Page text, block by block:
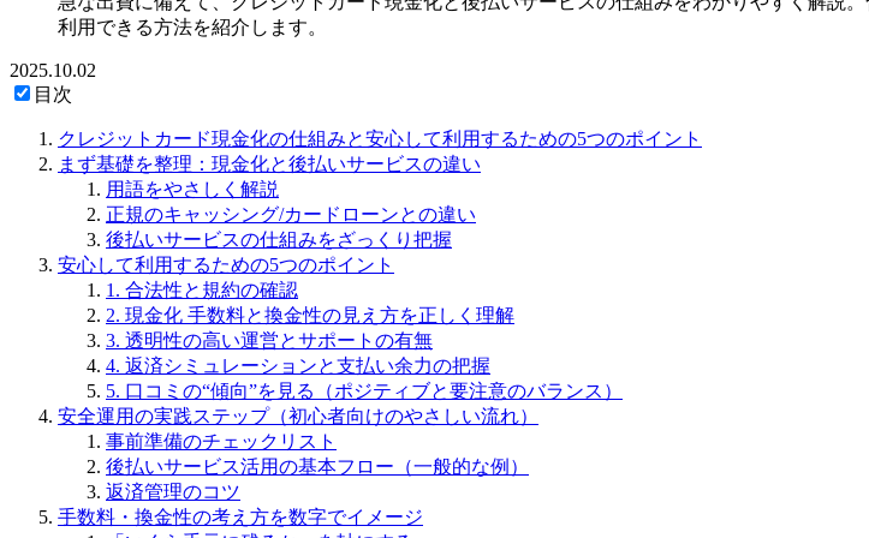
利用できる方法を紹介します。
2025.10.02
目次
クレジットカード現金化の仕組みと安心して利用するための5つのポイント
まず基礎を整理：現金化と後払いサービスの違い
用語をやさしく解説
正規のキャッシング/カードローンとの違い
後払いサービスの仕組みをざっくり把握
安心して利用するための5つのポイント
1. 合法性と規約の確認
2. 現金化 手数料と換金性の見え方を正しく理解
3. 透明性の高い運営とサポートの有無
4. 返済シミュレーションと支払い余力の把握
5. 口コミの“傾向”を見る（ポジティブと要注意のバランス）
安全運用の実践ステップ（初心者向けのやさしい流れ）
事前準備のチェックリスト
後払いサービス活用の基本フロー（一般的な例）
返済管理のコツ
手数料・換金性の考え方を数字でイメージ